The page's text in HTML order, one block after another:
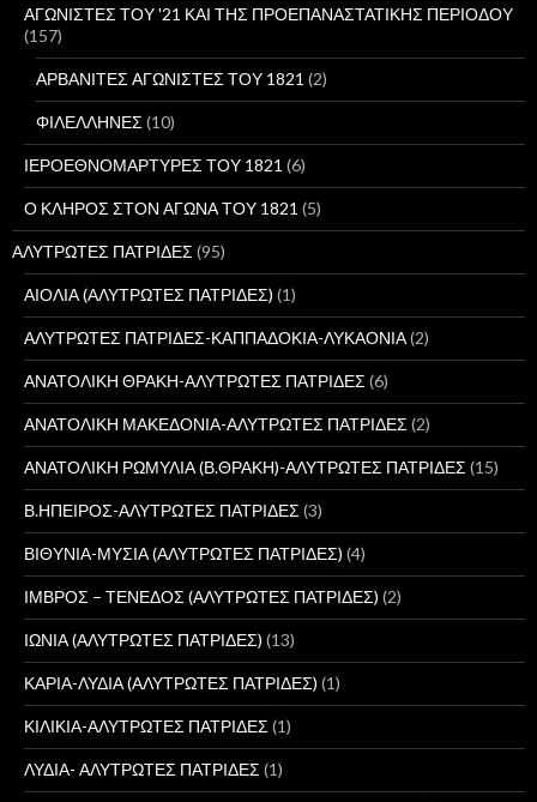
ΑΓΩΝΙΣΤΕΣ ΤΟΥ '21 ΚΑΙ ΤΗΣ ΠΡΟΕΠΑΝΑΣΤΑΤΙΚΗΣ ΠΕΡΙΟΔΟΥ
(157)
ΑΡΒΑΝΙΤΕΣ ΑΓΩΝΙΣΤΕΣ ΤΟΥ 1821 (2)
ΦΙΛΕΛΛΗΝΕΣ (10)
ΙΕΡΟΕΘΝΟΜΑΡΤΥΡΕΣ ΤΟΥ 1821 (6)
Ο ΚΛΗΡΟΣ ΣΤΟΝ ΑΓΩΝΑ ΤΟΥ 1821 (5)
ΑΛΥΤΡΩΤΕΣ ΠΑΤΡΙΔΕΣ (95)
ΑΙΟΛΙΑ (ΑΛΥΤΡΩΤΕΣ ΠΑΤΡΙΔΕΣ) (1)
ΑΛΥΤΡΩΤΕΣ ΠΑΤΡΙΔΕΣ-ΚΑΠΠΑΔΟΚΙΑ-ΛΥΚΑΟΝΙΑ(2)
ΑΝΑΤΟΛΙΚΗ ΘΡΑΚΗ-ΑΛΥΤΡΩΤΕΣ ΠΑΤΡΙΔΕΣ (6)
ΑΝΑΤΟΛΙΚΗ ΜΑΚΕΔΟΝΙΑ-ΑΛΥΤΡΩΤΕΣ ΠΑΤΡΙΔΕΣ (2)
ΑΝΑΤΟΛΙΚΗ ΡΩΜΥΛΙΑ (Β.ΘΡΑΚΗ)-ΑΛΥΤΡΩΤΕΣ ΠΑΤΡΙΔΕΣ (15)
Β.ΗΠΕΙΡΟΣ-ΑΛΥΤΡΩΤΕΣ ΠΑΤΡΙΔΕΣ (3)
ΒΙΘΥΝΙΑ-ΜΥΣΙΑ (ΑΛΥΤΡΩΤΕΣ ΠΑΤΡΙΔΕΣ) (4)
ΙΜΒΡΟΣ – ΤΕΝΕΔΟΣ (ΑΛΥΤΡΩΤΕΣ ΠΑΤΡΙΔΕΣ) (2)
ΙΩΝΙΑ (ΑΛΥΤΡΩΤΕΣ ΠΑΤΡΙΔΕΣ) (13)
ΚΑΡΙΑ-ΛΥΔΙΑ (ΑΛΥΤΡΩΤΕΣ ΠΑΤΡΙΔΕΣ) (1)
ΚΙΛΙΚΙΑ-ΑΛΥΤΡΩΤΕΣ ΠΑΤΡΙΔΕΣ (1)
ΛΥΔΙΑ- ΑΛΥΤΡΩΤΕΣ ΠΑΤΡΙΔΕΣ (1)